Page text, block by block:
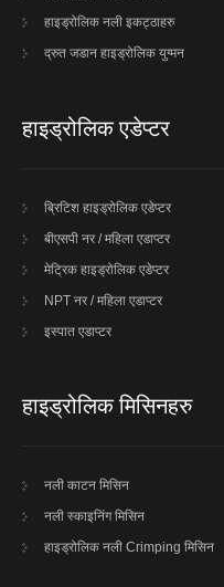
हाइड्रोलिक नली इकट्ठाहरु
द्रुत जडान हाइड्रोलिक युग्मन
हाइड्रोलिक एडेप्टर
ब्रिटिश हाइड्रोलिक एडेप्टर
बीएसपी नर / महिला एडाप्टर
मेट्रिक हाइड्रोलिक एडेप्टर
NPT नर / महिला एडाप्टर
इस्पात एडाप्टर
हाइड्रोलिक मिसिनहरु
नली काटन मिसिन
नली स्काइनिंग मिसिन
हाइड्रोलिक नली Crimping मिसिन